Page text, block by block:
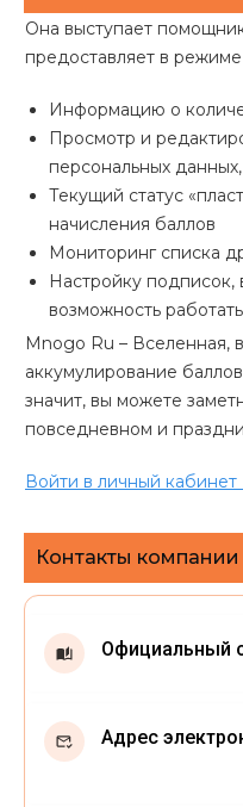
Она выступает
предоставляет в
Информацию о
Просмотр и
персональных
Текущий статус
начисления баллов
Мониторинг списка
Настройку подписок,
возможность
Mnogo Ru – Вселенная,
аккумулирование
значит, вы можете
повседневном и
Войти в личный
Контакты
Официальный
Адрес